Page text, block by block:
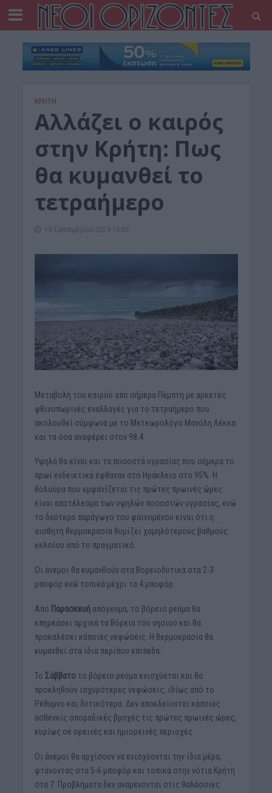
ΚΡΗΤΗ
Aλλάζει ο καιρός
στην Κρήτη: Πως
θα κυμανθεί το
τετραήμερο
19 Σεπτεμβρίου 2019 15:05
Μεταβολή του καιρού από σήμερα Πέμπτη με αρκετές
φθινοπωρινές εναλλαγές για το τετραήμερο που
ακολουθεί σύμφωνα με το Μετεωρολόγο Μανόλη Λέκκα
και τα όσα αναφέρει στον 98.4.
Υψηλά θα είναι και τα ποσοστά υγρασίας που σήμερα το
πρωί ενδεικτικά έφθαναν στο Ηράκλειο στο 95%. Η
θολούρα που εμφανίζεται τις πρώτες πρωινές ώρες
είναι αποτέλεσμα των υψηλών ποσοστών υγρασίας, ενώ
το δεύτερο παράγωγο του φαινομένου είναι ότι η
αισθητή θερμοκρασία θυμίζει χαμηλότερους βαθμούς
κελσίου από το πραγματικό.
Οι άνεμοι θα κυμανθούν στα Βορειοδυτικά στα 2-3
μποφόρ ενώ τοπικά μέχρι τα 4 μποφόρ.
Από Παρασκευή απόγευμα, το βόρειο ρεύμα θα
επηρεάσει αρχικά τα Βόρεια του νησιού και θα
προκαλέσει κάποιες νεφώσεις. Η θερμοκρασία θα
κυμανθεί στα ίδια περίπου επίπεδα.
Το Σάββατοτο βόρειο ρεύμα ενισχύεται και θα
προκληθούν ισχυρότερες νεφώσεις, ιδίως από το
Ρέθυμνο και δυτικότερα. Δεν αποκλείονται κάποιες
ασθενείς σποραδικές βροχές τις πρώτες πρωινές ώρες,
κυρίως σε ορεινές και ημιορεινές περιοχές.
Οι άνεμοι θα αρχίσουν να ενισχύονται την ίδια μέρα,
φτάνοντας στα 5-6 μποφόρ και τοπικά στην νότια Κρήτη
στα 7. Προβλήματα δεν αναμένονται στις θαλάσσιες